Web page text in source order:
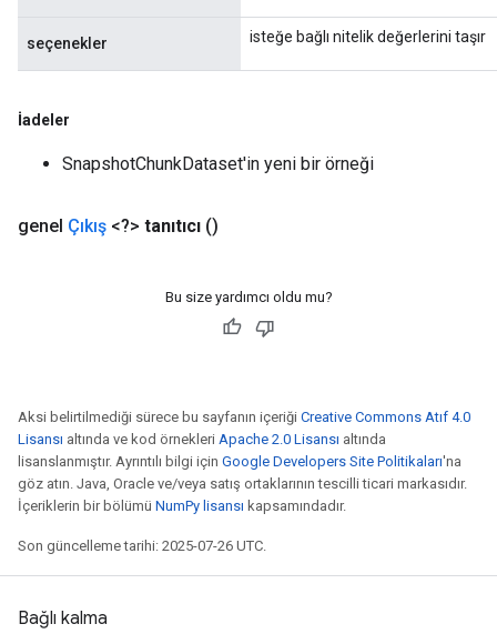
seçenekler isteğe bağlı nitelik değerlerini taşır
İadeler
SnapshotChunkDataset'in yeni bir örneği
genel Çıkış <?> tanıtıcı ()
Bu size yardımcı oldu mu?
Aksi belirtilmediği sürece bu sayfanın içeriği Creative Commons Atıf 4.0
Lisansı altında ve kod örnekleri Apache 2.0 Lisansı altında
lisanslanmıştır. Ayrıntılı bilgi için Google Developers Site Politikaları'na
göz atın. Java, Oracle ve/veya satış ortaklarının tescilli ticari markasıdır.
İçeriklerin bir bölümü NumPy lisansı kapsamındadır.
Son güncelleme tarihi: 2025-07-26 UTC.
Bağlı kalma